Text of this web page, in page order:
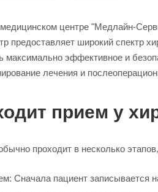
центре "Медлайн-
предоставляет широкий спектр
максимально эффективное и
лечения и
прием у
проходит в несколько
Сначала пациент записывается